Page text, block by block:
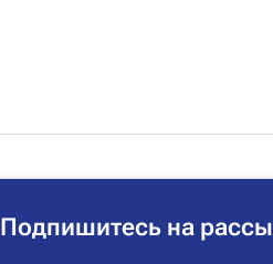
Подпишитесь на